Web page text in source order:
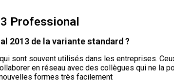
Professional
2013 de la variante standard ?
sont souvent utilisés dans les entreprises.
en réseau avec des collègues qui ne la
formes très facilement